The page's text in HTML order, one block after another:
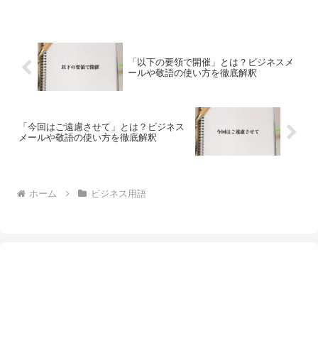
「以下の要領で開催」とは？ビジネスメ
ールや敬語の使い方を徹底解釈
「今回はご遠慮させて」とは？ビジネス
メールや敬語の使い方を徹底解釈
ホーム ビジネス用語